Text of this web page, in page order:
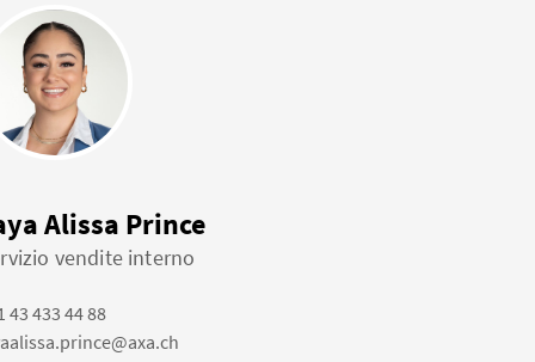
Alissa Prince
vendite interno
43 433 44 88